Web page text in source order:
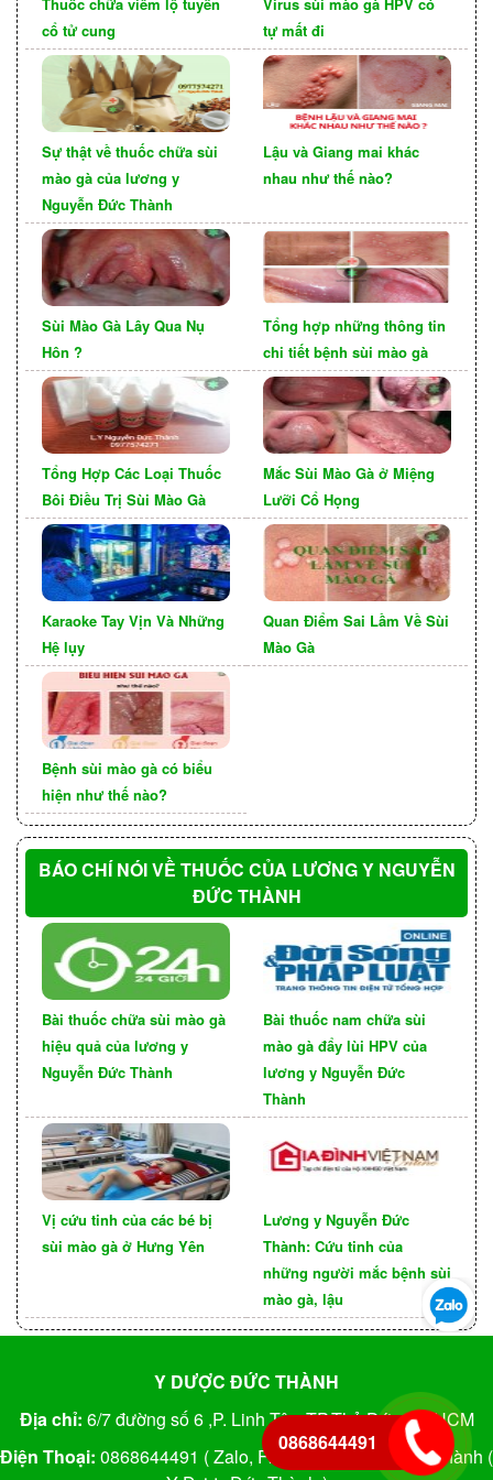
Trên cơ sở những tác động trên, sự phát triển và
lan truyền của sùi mào gà ở miệng có thể ảnh
hưởng nghiêm trọng đến sức khỏe tổng thể của
người mắc bệnh. Do đó, việc hiểu rõ hơn về các
biểu hiện của bệnh và cách phòng ngừa sẽ là một
yếu tố quan trọng trong việc quản lý và điều trị
bệnh hiệu quả.
Tác động của sùi mào gà ở
miệng đến tâm lý và cuộc
sống
Ảnh hưởng tâm lý và tự tin của người
mắc bệnh
Sùi mào gà ở miệng có thể gây ra những tác
động tâm lý đáng kể cho người mắc bệnh. Cảm
giác tự ti và xấu hổ thường xuất hiện khi người
bệnh phải đối diện với những triệu chứng khó chịu
và hạn chế trong việc ăn uống và nói chuyện.
Khả năng giao tiếp và thiết lập mối quan hệ xã
hội có thể bị ảnh hưởng tiêu cực, dẫn đến cảm
giác cô đơn và cảm xúc tiêu cực khác.
cổ tử cung
tự mất đi
Sự thật về thuốc chữa sùi
mào gà của lương y
Nguyễn Đức Thành
Lậu và Giang mai khác
nhau như thế nào?
Sùi Mào Gà Lây Qua Nụ
Hôn ?
Tổng hợp những thông tin
chi tiết bệnh sùi mào gà
Tổng Hợp Các Loại Thuốc
Bôi Điều Trị Sùi Mào Gà
Mắc Sùi Mào Gà ở Miệng
Lưỡi Cổ Họng
Karaoke Tay Vịn Và Những
Hệ lụy
Quan Điểm Sai Lầm Về Sùi
Mào Gà
Bệnh sùi mào gà có biểu
hiện như thế nào?
BÁO CHÍ NÓI VỀ THUỐC CỦA LƯƠNG Y NGUYỄN
ĐỨC THÀNH
Bài thuốc chữa sùi mào gà
hiệu quả của lương y
Nguyễn Đức Thành
Bài thuốc nam chữa sùi
mào gà đẩy lùi HPV của
lương y Nguyễn Đức
Thành
Vị cứu tinh của các bé bị
sùi mào gà ở Hưng Yên
Lương y Nguyễn Đức
Thành: Cứu tinh của
những người mắc bệnh sùi
mào gà, lậu
Y DƯỢC ĐỨC THÀNH
Địa chỉ: 6/7 đường số 6 ,P. Linh Tây, TP.Thủ Đức, TP.HCM
Điện Thoại: 0868644491 ( Zalo, Fb) ; FB: Nguyễn Đức Thành (
0868644491